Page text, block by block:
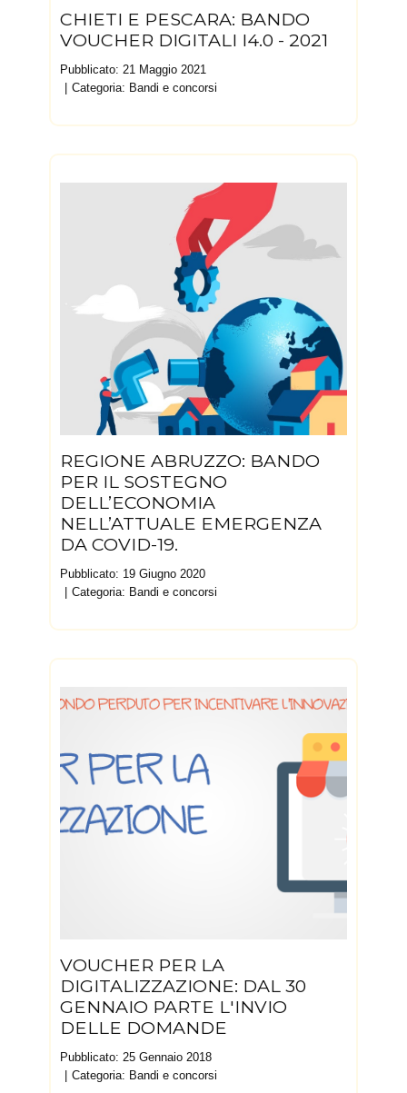
CHIETI E PESCARA: BANDO
VOUCHER DIGITALI I4.0 - 2021
Pubblicato: 21 Maggio 2021
Categoria: Bandi e concorsi
REGIONE ABRUZZO: BANDO
PER IL SOSTEGNO
DELL’ECONOMIA
NELL’ATTUALE EMERGENZA
DA COVID-19.
Pubblicato: 19 Giugno 2020
Categoria: Bandi e concorsi
VOUCHER PER LA
DIGITALIZZAZIONE: DAL 30
GENNAIO PARTE L'INVIO
DELLE DOMANDE
Pubblicato: 25 Gennaio 2018
Categoria: Bandi e concorsi